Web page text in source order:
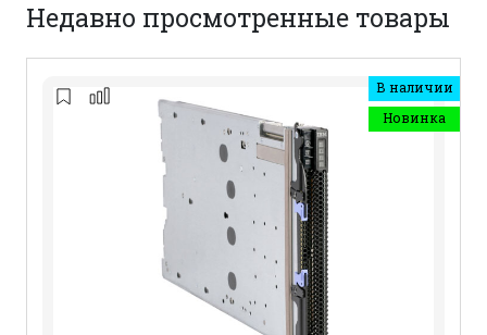
Недавно просмотренные товары
В наличии
Новинка